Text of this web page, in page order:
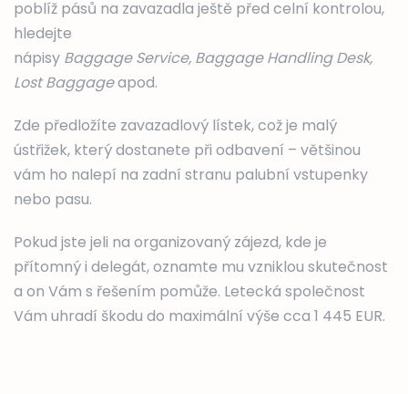
poblíž pásů na zavazadla ještě před celní kontrolou,
hledejte
nápisy Baggage Service, Baggage Handling Desk,
Lost Baggageapod.
Zde předložíte zavazadlový lístek, což je malý
ústřižek, který dostanete při odbavení – většinou
vám ho nalepí na zadní stranu palubní vstupenky
nebo pasu.
Pokud jste jeli na organizovaný zájezd, kde je
přítomný i delegát, oznamte mu vzniklou skutečnost
a on Vám s řešením pomůže. Letecká společnost
Vám uhradí škodu do maximální výše cca 1 445 EUR.